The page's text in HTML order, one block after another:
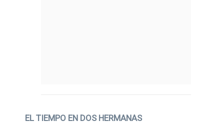
EL TIEMPO EN DOS HERMANAS